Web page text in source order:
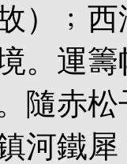
）﹔
。運
隨赤
河鐵